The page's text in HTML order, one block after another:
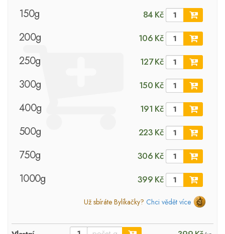
150g 84 Kč
200g 106 Kč
250g 127 Kč
300g 150 Kč
400g 191 Kč
500g 223 Kč
750g 306 Kč
1000g 399 Kč
Už sbíráte Bylíkačky? Chci vědět více